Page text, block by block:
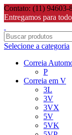
Contato: (11) 94603-
Entregamos para
Selecione a categoria
Correia
P
Correia em V
3L
3V
3VX
5V
5VK